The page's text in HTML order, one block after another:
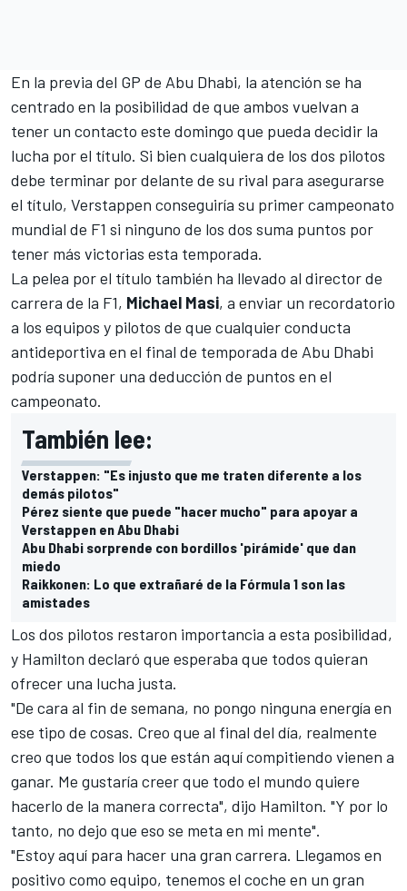
En la previa del GP de Abu Dhabi, la atención se ha
centrado en la posibilidad de que ambos vuelvan a
tener un contacto este domingo que pueda decidir la
lucha por el título. Si bien cualquiera de los dos pilotos
debe terminar por delante de su rival para asegurarse
el título, Verstappen conseguiría su primer campeonato
mundial de F1 si ninguno de los dos suma puntos por
tener más victorias esta temporada.
La pelea por el título también ha llevado al director de
carrera de la F1, Michael Masi, a enviar un recordatorio
a los equipos y pilotos de que cualquier conducta
antideportiva en el final de temporada de Abu Dhabi
podría suponer una deducción de puntos en el
campeonato.
También lee:
Verstappen: "Es injusto que me traten diferente a los
demás pilotos"
Pérez siente que puede "hacer mucho" para apoyar a
Verstappen en Abu Dhabi
Abu Dhabi sorprende con bordillos 'pirámide' que dan
miedo
Raikkonen: Lo que extrañaré de la Fórmula 1 son las
amistades
Los dos pilotos restaron importancia a esta posibilidad,
y Hamilton declaró que esperaba que todos quieran
ofrecer una lucha justa.
"De cara al fin de semana, no pongo ninguna energía en
ese tipo de cosas. Creo que al final del día, realmente
creo que todos los que están aquí compitiendo vienen a
ganar. Me gustaría creer que todo el mundo quiere
hacerlo de la manera correcta", dijo Hamilton. "Y por lo
tanto, no dejo que eso se meta en mi mente".
"Estoy aquí para hacer una gran carrera. Llegamos en
positivo como equipo, tenemos el coche en un gran